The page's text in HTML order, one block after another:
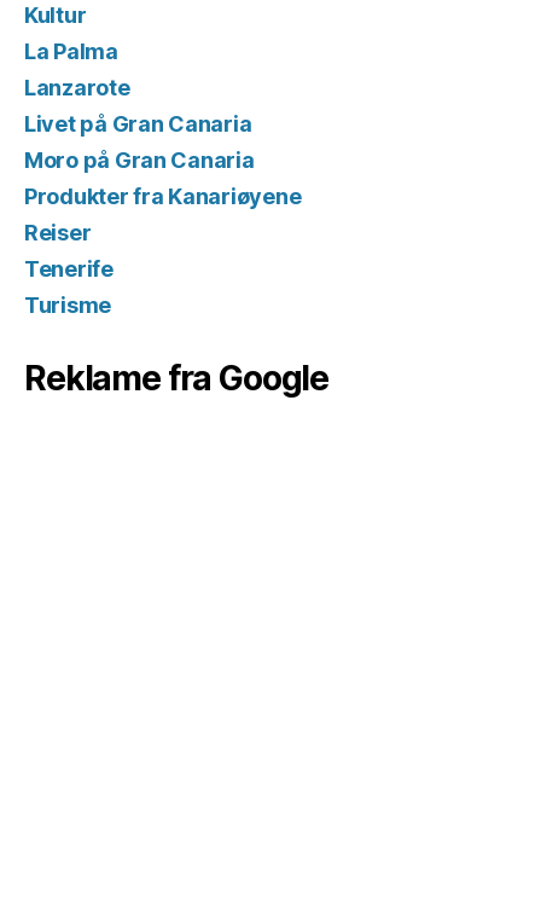
Kultur
La Palma
Lanzarote
Livet på Gran Canaria
Moro på Gran Canaria
Produkter fra Kanariøyene
Reiser
Tenerife
Turisme
Reklame fra Google